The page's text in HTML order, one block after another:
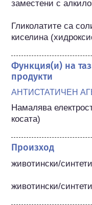
заместени с
Гликолатите са
киселина
Функция(и) на
продукти
АНТИСТАТИЧЕН
Намалява
косата)
Произход
животински/
животински/